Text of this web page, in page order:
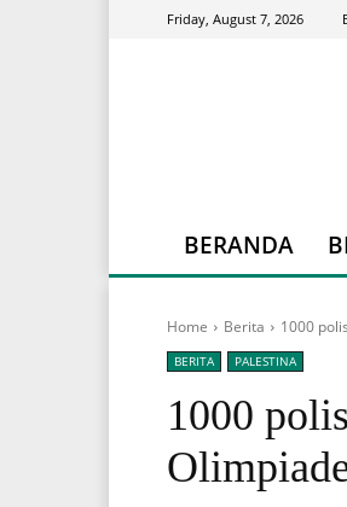
Friday, August 7, 2026
BERANDA
Home Berita 1000
BERITA PALESTINA
1000